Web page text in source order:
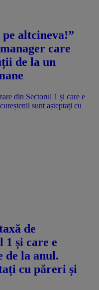
altcineva!”
care
de la un
din Sectorul 1 și care e
sunt așteptați cu
de
1 și care e
de la anul.
cu păreri și